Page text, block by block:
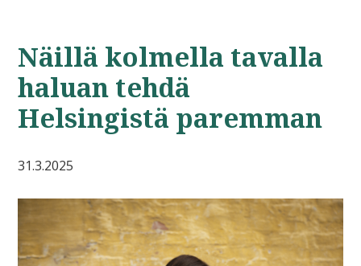
Näillä kolmella tavalla
haluan tehdä
Helsingistä paremman
31.3.2025